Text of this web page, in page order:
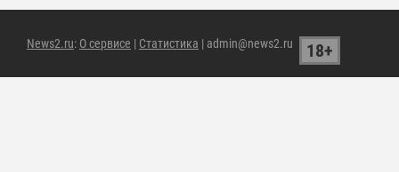
News2.ru: О сервисе | Статистика | admin@news2.ru 18+